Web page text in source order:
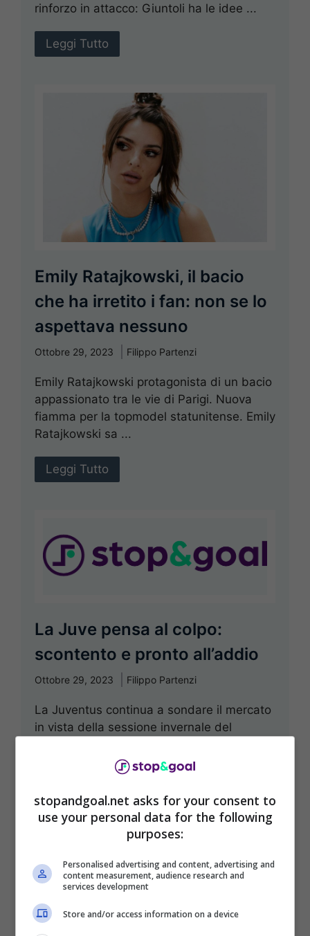
rinforzo in attacco: Giuntoli ha le idee ...
Leggi Tutto
Emily Ratajkowski, il bacio
che ha irretito i fan: non se lo
aspettava nessuno
Ottobre 29, 2023 Filippo Partenzi
Emily Ratajkowski protagonista di un bacio
appassionato tra le vie di Parigi. Nuova
fiamma per la topmodel statunitense. Emily
Ratajkowski sa ...
Leggi Tutto
La Juve pensa al colpo:
scontento e pronto all’addio
Ottobre 29, 2023 Filippo Partenzi
La Juventus continua a sondare il mercato
in vista della sessione invernale del
Leggi Tutto
stopandgoal.net asks for your consent to
use your personal data for the following
purposes:
Personalised advertising and content, advertising and
content measurement, audience research and
services development
Store and/or access information on a device